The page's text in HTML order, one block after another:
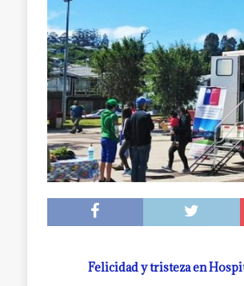
Felicidad y tristeza en